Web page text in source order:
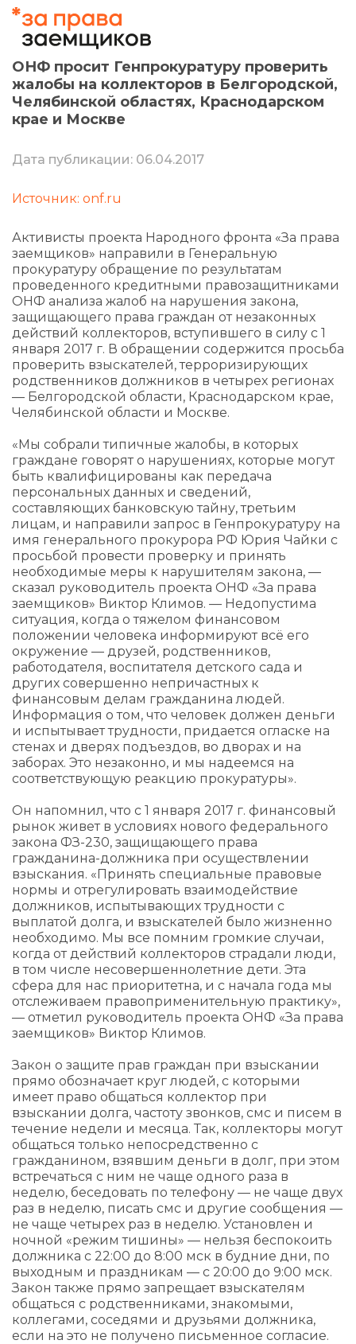
ОНФ просит Генпрокуратуру проверить
жалобы на коллекторов в Белгородской,
Челябинской областях, Краснодарском
крае и Москве
Дата публикации: 06.04.2017
Источник: onf.ru
Активисты проекта Народного фронта «За права
заемщиков» направили в Генеральную
прокуратуру обращение по результатам
проведенного кредитными правозащитниками
ОНФ анализа жалоб на нарушения закона,
защищающего права граждан от незаконных
действий коллекторов, вступившего в силу с 1
января 2017 г. В обращении содержится просьба
проверить взыскателей, терроризирующих
родственников должников в четырех регионах
— Белгородской области, Краснодарском крае,
Челябинской области и Москве.
«Мы собрали типичные жалобы, в которых
граждане говорят о нарушениях, которые могут
быть квалифицированы как передача
персональных данных и сведений,
составляющих банковскую тайну, третьим
лицам, и направили запрос в Генпрокуратуру на
имя генерального прокурора РФ Юрия Чайки с
просьбой провести проверку и принять
необходимые меры к нарушителям закона, —
сказал руководитель проекта ОНФ «За права
заемщиков» Виктор Климов. — Недопустима
ситуация, когда о тяжелом финансовом
положении человека информируют всё его
окружение — друзей, родственников,
работодателя, воспитателя детского сада и
других совершенно непричастных к
финансовым делам гражданина людей.
Информация о том, что человек должен деньги
и испытывает трудности, придается огласке на
стенах и дверях подъездов, во дворах и на
заборах. Это незаконно, и мы надеемся на
соответствующую реакцию прокуратуры».
Он напомнил, что с 1 января 2017 г. финансовый
рынок живет в условиях нового федерального
закона ФЗ-230, защищающего права
гражданина-должника при осуществлении
взыскания. «Принять специальные правовые
нормы и отрегулировать взаимодействие
должников, испытывающих трудности с
выплатой долга, и взыскателей было жизненно
необходимо. Мы все помним громкие случаи,
когда от действий коллекторов страдали люди,
в том числе несовершеннолетние дети. Эта
сфера для нас приоритетна, и с начала года мы
отслеживаем правоприменительную практику»,
— отметил руководитель проекта ОНФ «За права
заемщиков» Виктор Климов.
Закон о защите прав граждан при взыскании
прямо обозначает круг людей, с которыми
имеет право общаться коллектор при
взыскании долга, частоту звонков, смс и писем в
течение недели и месяца. Так, коллекторы могут
общаться только непосредственно с
гражданином, взявшим деньги в долг, при этом
встречаться с ним не чаще одного раза в
неделю, беседовать по телефону — не чаще двух
раз в неделю, писать смс и другие сообщения —
не чаще четырех раз в неделю. Установлен и
ночной «режим тишины» — нельзя беспокоить
должника с 22:00 до 8:00 мск в будние дни, по
выходным и праздникам — с 20:00 до 9:00 мск.
Закон также прямо запрещает взыскателям
общаться с родственниками, знакомыми,
коллегами, соседями и друзьями должника,
если на это не получено письменное согласие.